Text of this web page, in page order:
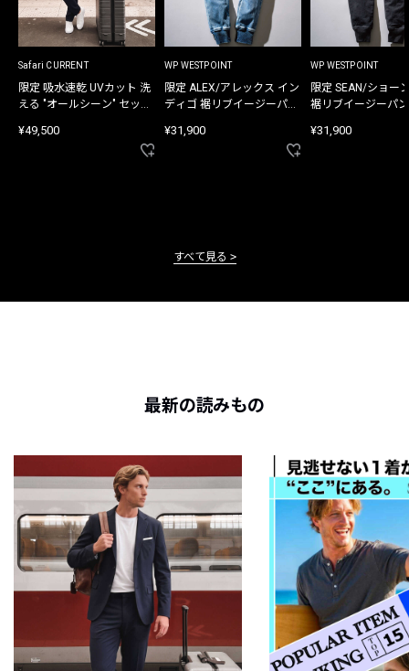
Safari CURRENT
限定 吸水速乾 UVカット 洗
える "オールシーン" セット
¥49,500
WP WESTPOINT
限定 ALEX/アレックス イン
ディゴ 裾リブイージーパン
¥31,900
WP WESTPOINT
限定 SEAN/ショー
裾リブイージーパ
¥31,900
すべて見る
最新の読みもの